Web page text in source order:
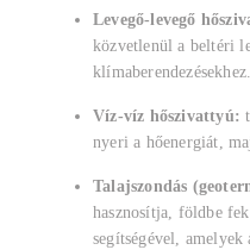
Levegő-levegő
közvetlenül a beltéri
klímaberendezésekhez.
Víz-víz hőszivattyú:
nyeri a hőenergiát,
Talajszondás
hasznosítja, földbe
segítségével,